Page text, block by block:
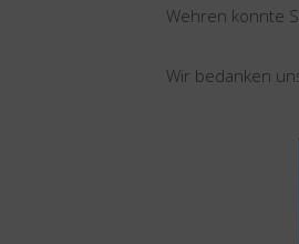
Wehren konnte
Wir bedanken